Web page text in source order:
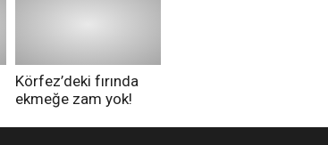
Körfez’deki fırında
ekmeğe zam yok!